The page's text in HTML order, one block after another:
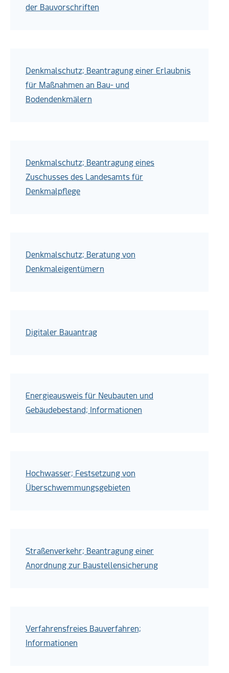
der Bauvorschriften
Denkmalschutz; Beantragung einer Erlaubnis
für Maßnahmen an Bau- und
Bodendenkmälern
Denkmalschutz; Beantragung eines
Zuschusses des Landesamts für
Denkmalpflege
Denkmalschutz; Beratung von
Denkmaleigentümern
Digitaler Bauantrag
Energieausweis für Neubauten und
Gebäudebestand; Informationen
Hochwasser; Festsetzung von
Überschwemmungsgebieten
Straßenverkehr; Beantragung einer
Anordnung zur Baustellensicherung
Verfahrensfreies Bauverfahren;
Informationen